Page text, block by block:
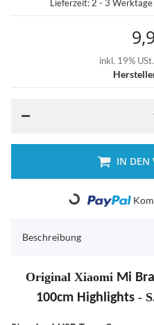
Lieferzeit: 2 - 3 Werktage
inkl. 19%
IN DEN
Loading...
Beschreibung
Original Xiaomi Mi
100cm Highlights -